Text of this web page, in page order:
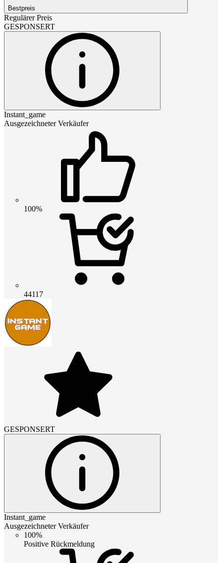
Bestpreis
Regulärer Preis
GESPONSERT
Instant_game
Ausgezeichneter Verkäufer
100%
44117
GESPONSERT
Instant_game
Ausgezeichneter Verkäufer
100%
Positive Rückmeldung